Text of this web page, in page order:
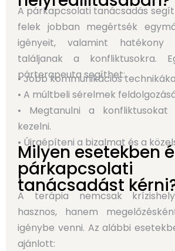
A párkapcsolati tanácsadás
felek jobban megértsék
igényeit, valamint hatékony
találjanak a konfliktusokra.
párterapeuta segíthet:
• Jobb kommunikációs
• A múltbeli sérelmek
• Megtanulni a
kezelni.
• Újraépíteni a bizalmat és a
Milyen esetekben
párkapcsolati
tanácsadást
A terápia nemcsak
hasznos, hanem
igénybe venni. Az alábbi
ajánlott: